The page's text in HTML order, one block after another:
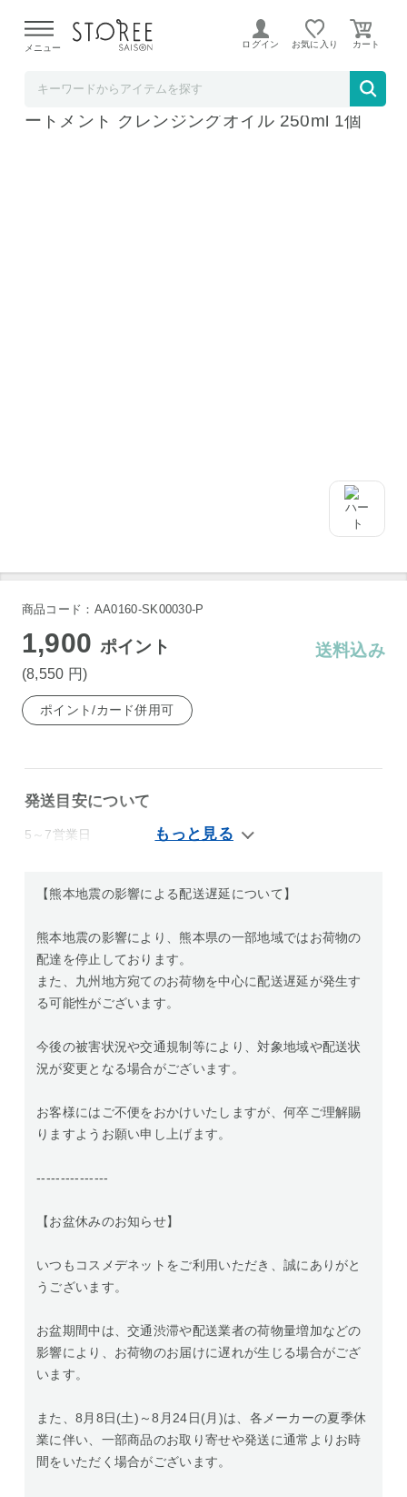
よる配送遅延が発生しております。
メニュー ログイン お気に入り
SK-2 SK-II エスケーツー フェイシャル トリ
ートメント クレンジングオイル 250ml 1個
商品コード：AA0160-SK00030-P
1,900 ポイント
(8,550 円)
送料込み
ポイント/カード併用可
発送目安について
5～7営業日
【熊本地震の影響による配送遅延について】
熊本地震の影響により、熊本県の一部地域ではお荷物の
配達を停止しております。
また、九州地方宛てのお荷物を中心に配送遅延が発生す
る可能性がございます。
今後の被害状況や交通規制等により、対象地域や配送状
況が変更となる場合がございます。
お客様にはご不便をおかけいたしますが、何卒ご理解賜
りますようお願い申し上げます。
---------------
【お盆休みのお知らせ】
いつもコスメデネットをご利用いただき、誠にありがと
うございます。
お盆期間中は、交通渋滞や配送業者の荷物量増加などの
影響により、お荷物のお届けに遅れが生じる場合がござ
います。
また、8月8日(土)～8月24日(月)は、各メーカーの夏季休
業に伴い、一部商品のお取り寄せや発送に通常よりお時
間をいただく場合がございます。